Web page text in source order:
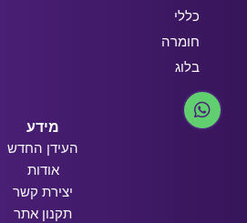
כללי
חומרה
בלוג
מידע
העידן החדש
אודות
יצירת קשר
תקנון אתר